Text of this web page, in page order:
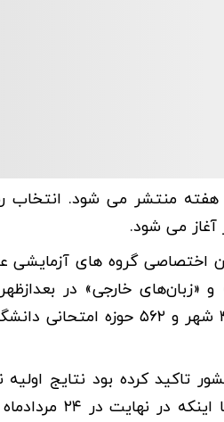
ملاک انتخاب رشته کنکور سراسری سال ۱۴۰۴ این
سراسری سال ۱۴۰۴ با برگزاری آزمون اختصاصی
آزمایشی علوم تجربی در صبح جمعه ۲۷
کرده بود نتایج